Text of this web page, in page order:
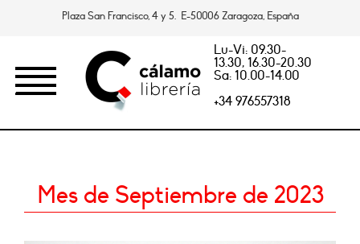
Plaza San Francisco, 4 y 5. E-50006 Zaragoza, España
Lu-Vi: 09.30-
13.30, 16.30-20.30
Sa: 10.00-14.00
+34 976557318
Mes de Septiembre de 2023